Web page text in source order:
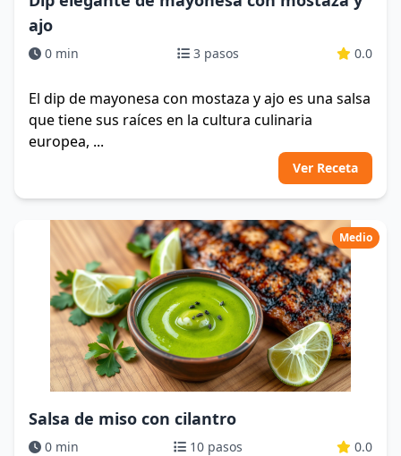
ajo
0 min 3 pasos 0.0
El dip de mayonesa con mostaza y ajo es una salsa
que tiene sus raíces en la cultura culinaria
europea, ...
Ver Receta
Medio
Salsa de miso con cilantro
0 min 10 pasos 0.0